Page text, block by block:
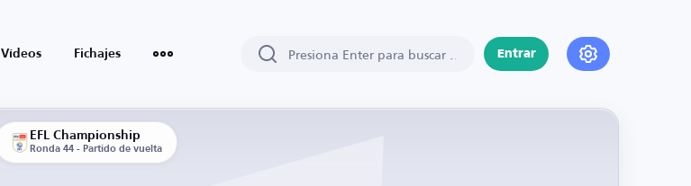
Vídeos Fichajes Entrar
EFL Championship
Ronda 44 - Partido de vuelta